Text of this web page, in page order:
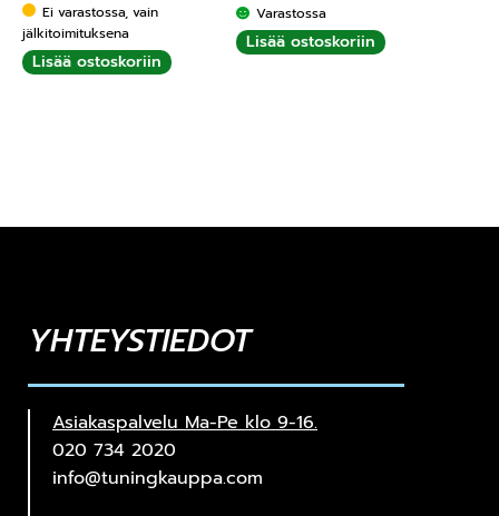
Ei varastossa, vain
jälkitoimituksena
Lisää ostoskoriin
Varastossa
Lisää ostoskoriin
YHTEYSTIEDOT
Asiakaspalvelu Ma-Pe klo 9-16.
020 734 2020
info@tuningkauppa.com